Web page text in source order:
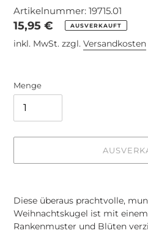
Artikelnummer: 19715.01
Normaler
Preis
15,95 € AUSVERKAUFT
inkl. MwSt. zzgl. Versandkosten
Menge
wird
zum
Warenkorb
Diese überaus prachtvolle,
Weihnachtskugel ist mit
Rankenmuster und Blüten